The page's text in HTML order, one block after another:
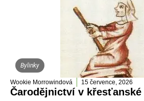
Bylinky
Wookie Morrowindová 15 července, 2026
Čarodějnictví v křesťanské